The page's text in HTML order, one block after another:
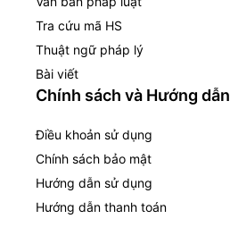
Tra cứu mã HS
Thuật ngữ pháp lý
Bài viết
Chính sách và Hướng dẫn
Điều khoản sử dụng
Chính sách bảo mật
Hướng dẫn sử dụng
Hướng dẫn thanh toán